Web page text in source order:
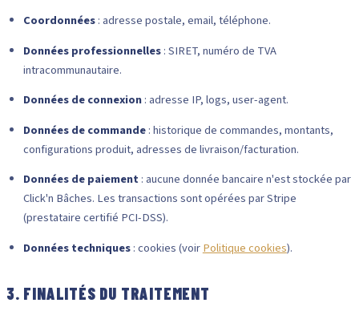
Coordonnées: adresse postale, email, téléphone.
Données professionnelles: SIRET, numéro de TVA
intracommunautaire.
Données de connexion: adresse IP, logs, user-agent.
Données de commande: historique de commandes, montants,
configurations produit, adresses de livraison/facturation.
Données de paiement : aucune donnée bancaire n'est stockée par
Click'n Bâches. Les transactions sont opérées par Stripe
(prestataire certifié PCI-DSS).
Données techniques: cookies (voirPolitique cookies).
3. FINALITÉS DU TRAITEMENT